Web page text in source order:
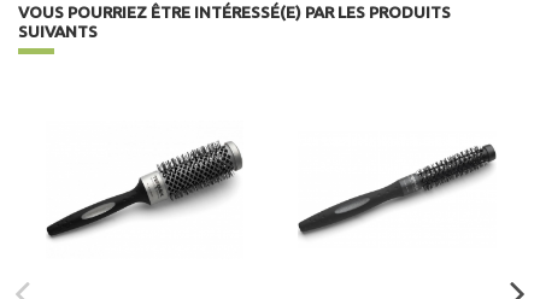
VOUS POURRIEZ ÊTRE INTÉRESSÉ(E) PAR LES PRODUITS
SUIVANTS